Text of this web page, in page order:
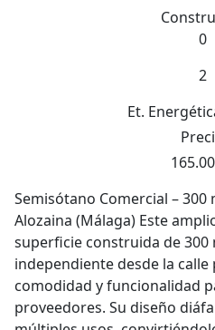
0
2
Et.
Semisótano Comercial –
Alozaina (Málaga) Este
superficie construida de 300
independiente desde la
comodidad y funcionalidad
proveedores. Su diseño